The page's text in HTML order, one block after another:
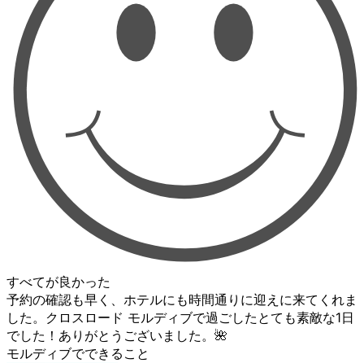
すべてが良かった
予約の確認も早く、ホテルにも時間通りに迎えに来てくれま
した。クロスロード モルディブで過ごしたとても素敵な1日
でした！ありがとうございました。🌺
モルディブでできること